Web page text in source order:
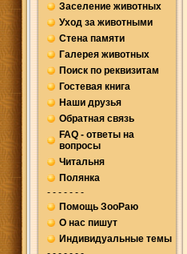
Заселение животных
Уход за животными
Стена памяти
Галерея животных
Поиск по реквизитам
Гостевая книга
Наши друзья
Обратная связь
FAQ - ответы на
вопросы
Читальня
Полянка
- - - - - - -
Помощь ЗооРаю
О нас пишут
Индивидуальные темы